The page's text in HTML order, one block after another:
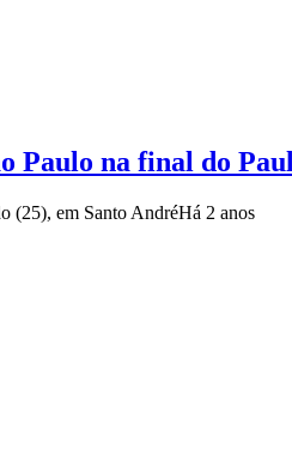
Paulo na final do
(25), em Santo AndréHá 2 anos